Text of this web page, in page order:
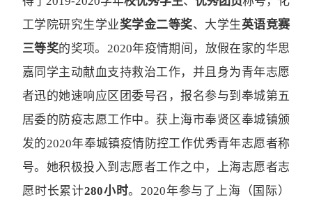
工学院研究生学业奖学金二等奖、大学生英语竞赛
三等奖的奖项。2020年疫情期间，放假在家的华思
嘉同学主动献血支持救治工作，并且身为青年志愿
者迅的她速响应区团委号召，报名参与到奉城第五
居委的防疫志愿工作中。获上海市奉贤区奉城镇颁
发的2020年奉城镇疫情防控工作优秀青年志愿者称
号。她积极投入到志愿者工作之中，上海志愿者志
愿时长累计280小时。2020年参与了上海（国际）